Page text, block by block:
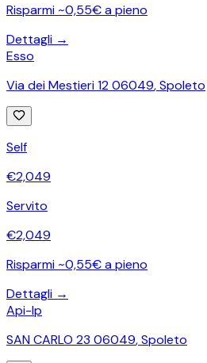
Risparmi ~0,55€ a pieno
Dettagli →
Esso
Via dei Mestieri 12 06049,Spoleto
Self
€2,049
Servito
€2,049
Risparmi ~0,55€ a pieno
Dettagli →
Api-Ip
SAN CARLO 23 06049,Spoleto